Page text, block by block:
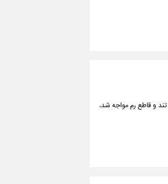
و قاطع رم مواجه شد،